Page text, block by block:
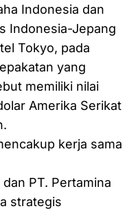
Indonesia dan
Indonesia-Jepang
Tokyo, pada
yang
memiliki nilai
Amerika Serikat
kerja sama
PT. Pertamina
strategis